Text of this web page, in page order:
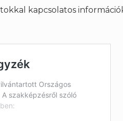
kapcsolatos